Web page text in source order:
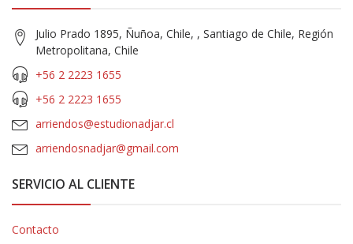
Julio Prado 1895, Ñuñoa, Chile, , Santiago de Chile, Región
Metropolitana, Chile
+56 2 2223 1655
+56 2 2223 1655
arriendos@estudionadjar.cl
arriendosnadjar@gmail.com
SERVICIO AL CLIENTE
Contacto